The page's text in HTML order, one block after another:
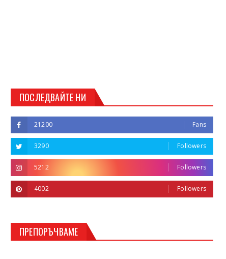
ПОСЛЕДВАЙТЕ НИ
21200 Fans
3290 Followers
5212 Followers
4002 Followers
ПРЕПОРЪЧВАМЕ